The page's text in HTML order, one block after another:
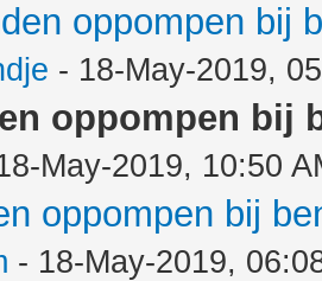
oppompen bij
- 18-May-2019,
oppompen bij
May-2019, 10:50
oppompen bij
- 18-May-2019,